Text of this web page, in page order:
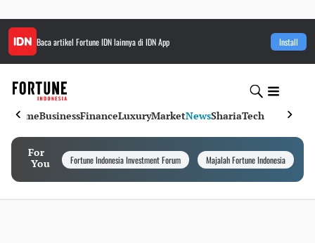
Baca artikel Fortune IDNlainnya di IDN App Install
HomeBusinessFinanceLuxuryMarketNewsShariaTech
For
You
Fortune Indonesia Investment Forum Majalah Fortune Indonesia